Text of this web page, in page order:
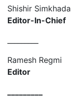
Shishir Simkhada
Editor-In-Chief
Ramesh Regmi
Editor